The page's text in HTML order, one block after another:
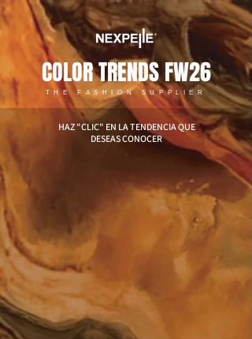
COLOR TRENDS FW26
THE FASHION SUPPLIER
HAZ "CLIC" EN LA TENDENCIA QUE
DESEAS CONOCER